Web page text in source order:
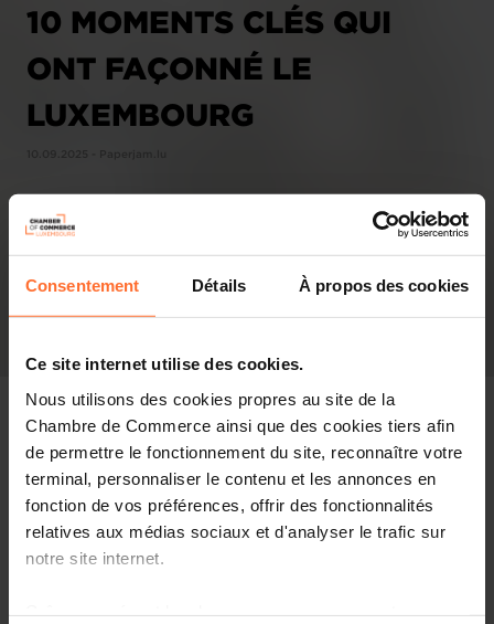
Consentement Détails À propos des cookies
Ce site internet utilise des cookies.
Nous utilisons des cookies propres au site de la
Chambre de Commerce ainsi que des cookies tiers afin
de permettre le fonctionnement du site, reconnaître votre
terminal, personnaliser le contenu et les annonces en
fonction de vos préférences, offrir des fonctionnalités
relatives aux médias sociaux et d'analyser le trafic sur
notre site internet.
10 MOMENTS CLÉS QUI
ONT FAÇONNÉ LE
LUXEMBOURG
Pressespiegel
Diesen Artikel teilen